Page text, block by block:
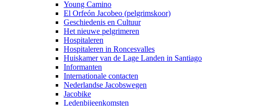
Young Camino
El Orfeón Jacobeo (pelgrimskoor)
Geschiedenis en Cultuur
Het nieuwe pelgrimeren
Hospitaleren
Hospitaleren in Roncesvalles
Huiskamer van de Lage Landen in Santiago
Informanten
Internationale contacten
Nederlandse Jacobswegen
Jacobike
Ledenbijeenkomsten